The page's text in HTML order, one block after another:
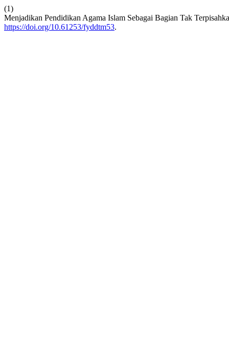
(1)
Menjadikan Pendidikan Agama Islam Sebagai Bagian Tak
https://doi.org/10.61253/fyddtm53.